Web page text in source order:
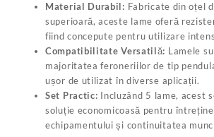
Material Durabil: Fabricate din oțel
superioară, aceste lame oferă
fiind concepute pentru utilizare
Compatibilitate Versatilă: Lamele
majoritatea feroneriilor de tip
ușor de utilizat în diverse aplicații.
Set Practic: Incluzând 5 lame, acest
soluție economicoasă pentru
echipamentului și continuitatea